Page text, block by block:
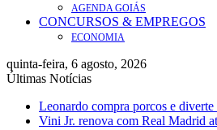
AGENDA GOIÁS
CONCURSOS & EMPREGOS
ECONOMIA
quinta-feira, 6 agosto, 2026
Últimas Notícias
Leonardo compra porcos e
Vini Jr. renova com Real Madrid